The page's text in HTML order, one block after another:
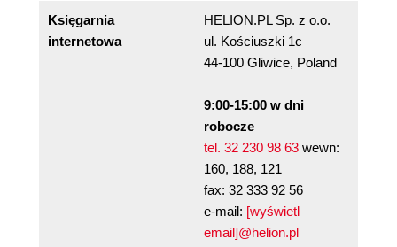
Księgarnia
internetowa
HELION.PL Sp. z o.o.
ul. Kościuszki 1c
44-100 Gliwice, Poland
9:00-15:00 w dni
robocze
tel. 32 230 98 63 wewn:
160, 188, 121
fax: 32 333 92 56
e-mail: [wyświetl
email]@helion.pl